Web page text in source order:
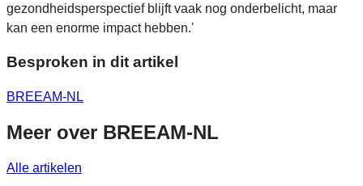
gezondheidsperspectief blijft vaak nog onderbelicht, maar
kan een enorme impact hebben.'
Besproken in dit artikel
BREEAM-NL
Meer over BREEAM-NL
Alle artikelen